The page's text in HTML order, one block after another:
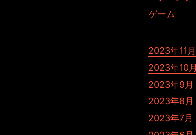
ゲーム
2023年11月
2023年10月
2023年9月
2023年8月
2023年7月